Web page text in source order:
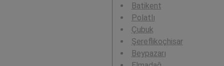
Batikent
Polatlı
Çubuk
Şereflikoçhisar
Beypazarı